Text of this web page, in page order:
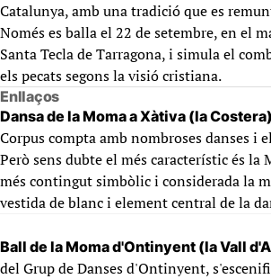
Catalunya, amb una tradició que es
Només es balla el 22 de setembre, en el
Santa Tecla de Tarragona, i simula el
els pecats segons la visió cristiana.
Enllaços
Dansa de la Moma a Xàtiva (la Costera)
Corpus compta amb nombroses danses i
Però sens dubte el més característic és la
més contingut simbòlic i considerada la
vestida de blanc i element central de la
Ball de la Moma d'Ontinyent (la Vall
del Grup de Danses d'Ontinyent,